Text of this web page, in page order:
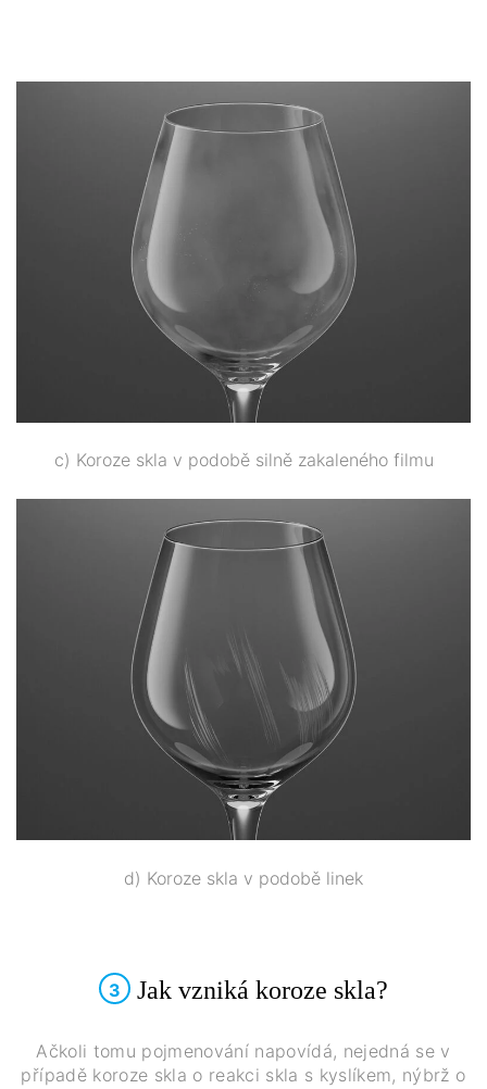
c) Koroze skla v podobě silně zakaleného filmu
d) Koroze skla v podobě linek
3 Jak vzniká koroze skla?
Ačkoli tomu pojmenování napovídá, nejedná se v
případě koroze skla o reakci skla s kyslíkem, nýbrž o